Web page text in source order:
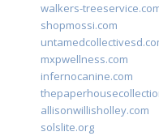
walkers-
shopmossi.com
mxpwellness.com
infernocanine.com
allisonwillisholley.com
solslite.org